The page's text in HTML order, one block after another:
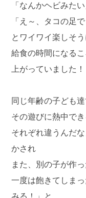
「なんかヘビみたい
「え～、タコの足で
とワイワイ楽しそ
給食の時間になる
上がっていました！
同じ年齢の子ども
その遊びに熱中で
それぞれ違うんだ
かされ
また、別の子が作
一度は飽きてしま
みる！」と